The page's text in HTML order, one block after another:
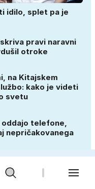
idilo, splet pa je
pravi naravni
otroke
na Kitajskem
kako je videti
svetu
telefone,
nepričakovanega